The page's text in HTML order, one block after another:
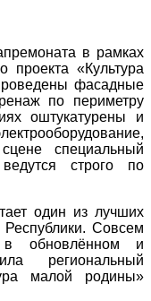
в рамках
проекта «Культура
фасадные
по периметру
оштукатурены и
специальный
строго по
один из лучших
Республики. Совсем
в обновлённом и
региональный
малой родины»